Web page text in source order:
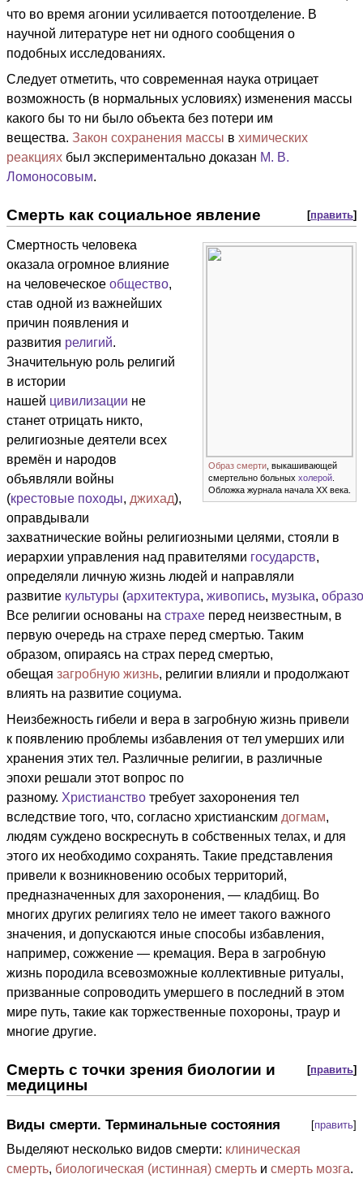
что во время агонии усиливается потоотделение. В
научной литературе нет ни одного сообщения о
подобных исследованиях.
Следует отметить, что современная наука отрицает
возможность (в нормальных условиях) изменения массы
какого бы то ни было объекта без потери им
вещества. Закон сохранения массы в химических
реакциях был экспериментально доказан М. В.
Ломоносовым.
[править]
Смерть как социальное явление
Образ смерти , выкашивающей
смертельно больных холерой
Обложка журнала начала XX века.
Смертность человека
оказала огромное влияние
на человеческое общество,
став одной из важнейших
причин появления и
развития религий.
Значительную роль религий
в истории
нашей цивилизации не
станет отрицать никто,
религиозные деятели всех
времён и народов
объявляли войны
(крестовые походы, джихад),
оправдывали
захватнические войны религиозными целями, стояли в
иерархии управления над правителями государств,
определяли личную жизнь людей и направляли
развитие культуры (архитектура, живопись, музыка,
Все религии основаны на страхе перед неизвестным, в
первую очередь на страхе перед смертью. Таким
образом, опираясь на страх перед смертью,
обещая загробную жизнь, религии влияли и продолжают
влиять на развитие социума.
Неизбежность гибели и вера в загробную жизнь привели
к появлению проблемы избавления от тел умерших или
хранения этих тел. Различные религии, в различные
эпохи решали этот вопрос по
разному. Христианство требует захоронения тел
вследствие того, что, согласно христианским догмам,
людям суждено воскреснуть в собственных телах, и для
этого их необходимо сохранять. Такие представления
привели к возникновению особых территорий,
предназначенных для захоронения, — кладбищ. Во
многих других религиях тело не имеет такого важного
значения, и допускаются иные способы избавления,
например, сожжение — кремация. Вера в загробную
жизнь породила всевозможные коллективные ритуалы,
призванные сопроводить умершего в последний в этом
мире путь, такие как торжественные похороны, траур и
многие другие.
[править]
Смерть с точки зрения биологии и
медицины
[править]
Виды смерти. Терминальные состояния
Выделяют несколько видов смерти: клиническая
смерть, биологическая (истинная) смерть и смерть мозга.